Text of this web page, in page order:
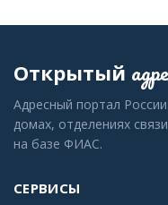
Открытый
Адресный портал
домах, отделениях
на базе ФИАС.
СЕРВИСЫ